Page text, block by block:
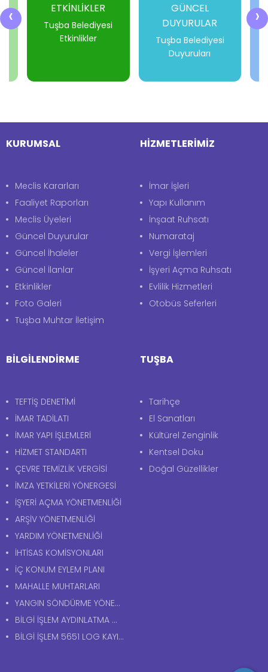
‹ ›
ETKİNLİKLER
Tuşba Belediyesi
Etkinlikler
GÜNCEL
DUYURULAR
Tuşba Belediyesi
Duyuruları
-
KURUMSAL
Meclis Kararları
Faaliyet Raporları
Meclis Üyeleri
Güncel Duyurular
Güncel İhaleler
Güncel İlanlar
Etkinlikler
Foto Galeri
Tuşba Muhtar İletişim
HİZMETLERİMİZ
İmar İşleri
Yapı Kullanım
İnşaat Ruhsatı
Numarataj
Vergi İşlemleri
İşyeri Açma Ruhsatı
Evlilik Hizmetleri
Otobüs Seferleri
BİLGİLENDİRME
TEFTİŞ DENETİMİ
İMAR TADİLATI
İMAR YAPI İŞLEMLERİ
HİZMET STANDARTI
ÇEVRE TEMİZLİK VERGİSİ
İMZA YETKİLERİ YÖNERGESİ
İŞYERİ AÇMA YÖNETMENLİĞİ
ARŞİV YÖNETMENLİĞİ
YARDIM YÖNETMENLİĞİ
İHTİSAS KOMİSYONLARI
İÇ KONUM EYLEM PLANI
MAHALLE MUHTARLARI
YANGIN SÖNDÜRME YÖNERGESİ
BİLGİ İŞLEM AYDINLATMA METNİ
BİLGİ İŞLEM 5651 LOG KAYITLARI AYDINLATMA METNİ
TUŞBA
Tarihçe
El Sanatları
Kültürel Zenginlik
Kentsel Doku
Doğal Güzellikler